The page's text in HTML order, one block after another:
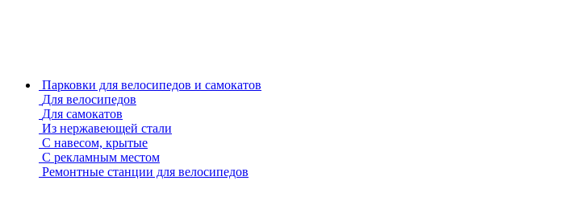
Парковки для велосипедов и самокатов
Для велосипедов
Для самокатов
Из нержавеющей стали
С навесом, крытые
С рекламным местом
Ремонтные станции для велосипедов